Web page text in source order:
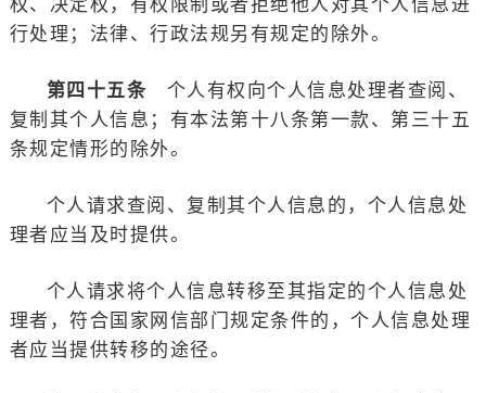
权、决定权，有权限制或者拒绝他人对其个人信息进
行处理；法律、行政法规另有规定的除外。
第四十五条 个人有权向个人信息处理者查阅、
复制其个人信息；有本法第十八条第一款、第三十五
条规定情形的除外。
个人请求查阅、复制其个人信息的，个人信息处
理者应当及时提供。
个人请求将个人信息转移至其指定的个人信息处
理者，符合国家网信部门规定条件的，个人信息处理
者应当提供转移的途径。